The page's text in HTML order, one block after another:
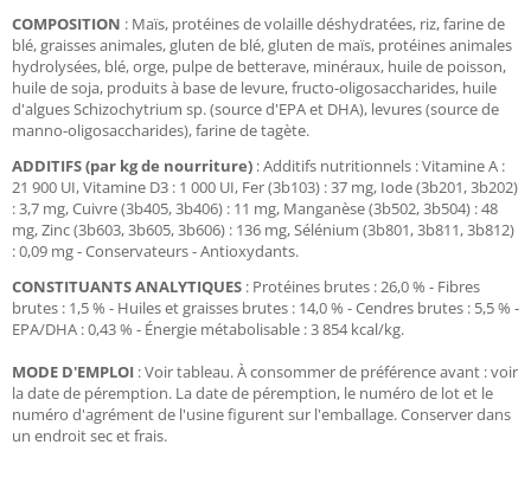
COMPOSITION : Maïs, protéines de volaille déshydratées, riz, farine de
blé, graisses animales, gluten de blé, gluten de maïs, protéines animales
hydrolysées, blé, orge, pulpe de betterave, minéraux, huile de poisson,
huile de soja, produits à base de levure, fructo-oligosaccharides, huile
d'algues Schizochytrium sp. (source d'EPA et DHA), levures (source de
manno-oligosaccharides), farine de tagète.
ADDITIFS (par kg de nourriture) : Additifs nutritionnels : Vitamine A :
21 900 UI, Vitamine D3 : 1 000 UI, Fer (3b103) : 37 mg, Iode (3b201, 3b202)
: 3,7 mg, Cuivre (3b405, 3b406) : 11 mg, Manganèse (3b502, 3b504) : 48
mg, Zinc (3b603, 3b605, 3b606) : 136 mg, Sélénium (3b801, 3b811, 3b812)
: 0,09 mg - Conservateurs - Antioxydants.
CONSTITUANTS ANALYTIQUES : Protéines brutes : 26,0 % - Fibres
brutes : 1,5 % - Huiles et graisses brutes : 14,0 % - Cendres brutes : 5,5 % -
EPA/DHA : 0,43 % - Énergie métabolisable : 3 854 kcal/kg.
MODE D'EMPLOI : Voir tableau. À consommer de préférence avant : voir
la date de péremption. La date de péremption, le numéro de lot et le
numéro d'agrément de l'usine figurent sur l'emballage. Conserver dans
un endroit sec et frais.